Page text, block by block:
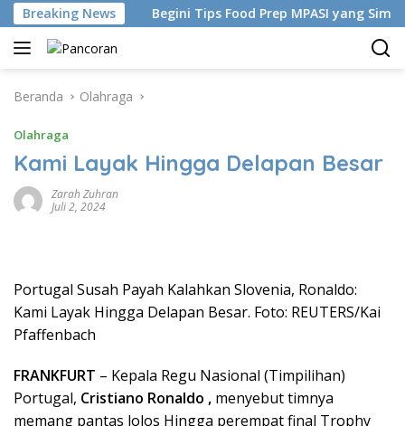
Langsung
ke
konten
Breaking News
China Begini Tips Food Prep MPASI yang Simpel-
Beranda Olahraga
Olahraga
Kami Layak Hingga Delapan Besar
Zarah Zuhran
Juli 2, 2024
Portugal Susah Payah Kalahkan Slovenia, Ronaldo:
Kami Layak Hingga Delapan Besar. Foto: REUTERS/Kai
Pfaffenbach
FRANKFURT – Kepala Regu Nasional (Timpilihan)
Portugal, Cristiano Ronaldo , menyebut timnya
memang pantas lolos Hingga perempat final Trophy